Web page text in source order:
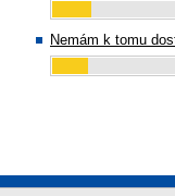
Nemám k tomu